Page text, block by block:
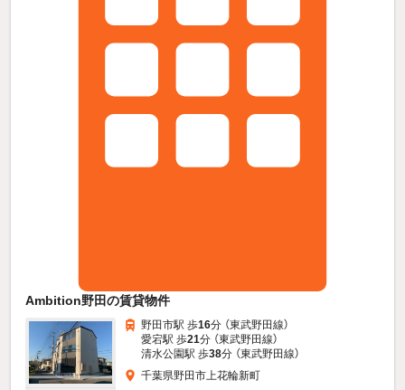
Ambition野田の賃貸物件
野田市駅 歩16分 （東武野田線）
愛宕駅 歩21分 （東武野田線）
清水公園駅 歩38分 （東武野田線）
千葉県野田市上花輪新町